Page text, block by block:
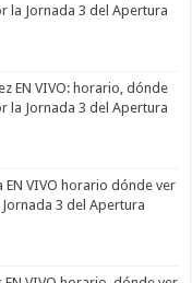
la Jornada 3 del Apertura
EN VIVO: horario, dónde
la Jornada 3 del Apertura
EN VIVO horario dónde ver
3 del Apertura